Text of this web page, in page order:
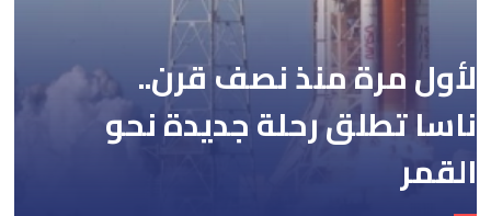
لأول مرة منذ نصف قرن..
ناسا تطلق رحلة جديدة نحو
القمر